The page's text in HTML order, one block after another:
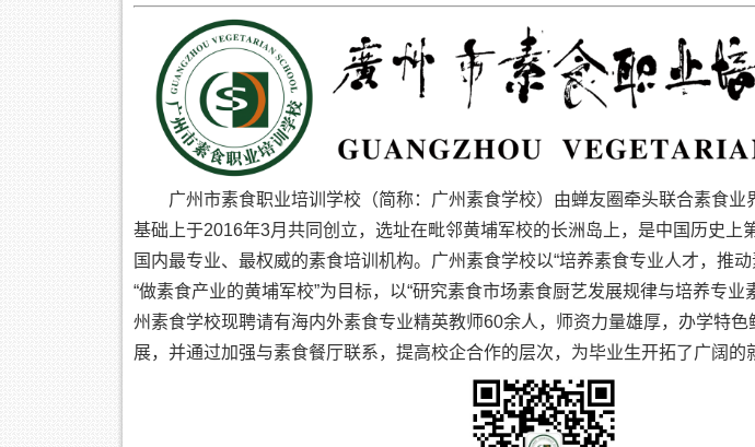
广州市素食职业培训学校（简称：广州素食学校）由蝉友圈牵头联合素食业
基础上于2016年3月共同创立，选址在毗邻黄埔军校的长洲岛上，是中国历史上
国内最专业、最权威的素食培训机构。广州素食学校以“培养素食专业人才，推
“做素食产业的黄埔军校”为目标，以“研究素食市场素食厨艺发展规律与培养专业
州素食学校现聘请有海内外素食专业精英教师60余人，师资力量雄厚，办学特色
展，并通过加强与素食餐厅联系，提高校企合作的层次，为毕业生开拓了广阔的